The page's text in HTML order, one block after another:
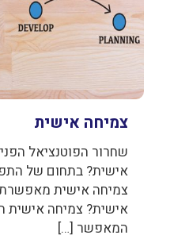
צמיחה אישית
שחרור הפוטנציאל
אישית? בתחום של
צמיחה אישית מאפשרת
אישית? צמיחה
המאפשר […]